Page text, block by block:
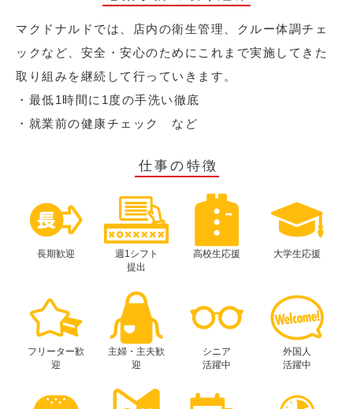
マクドナルドでは、店内の衛生管理、クルー体調チェ
ックなど、安全・安心のためにこれまで実施してきた
取り組みを継続して行っていきます。
・最低1時間に1度の手洗い徹底
・就業前の健康チェック など
仕事の特徴
長期歓迎
週1シフト
提出
高校生応援 大学生応援
フリーター歓
迎
主婦・主夫歓
迎
シニア
活躍中
外国人
活躍中